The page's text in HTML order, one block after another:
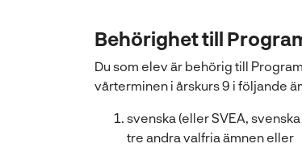
Behörighet till
Du som elev är behörig till
vårterminen i årskurs 9 i följande
svenska (eller SVEA,
tre andra valfria ämnen eller